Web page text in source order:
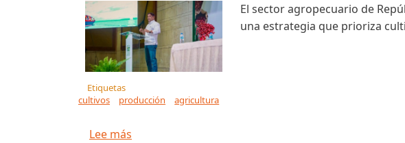
El sector agropecuario de
una estrategia que prioriza
Etiquetas
cultivos
producción agricultura
Lee más